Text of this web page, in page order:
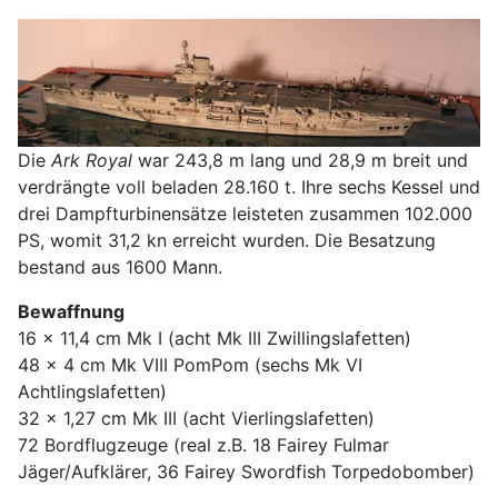
Die Ark Royal war 243,8 m lang und 28,9 m breit und
verdrängte voll beladen 28.160 t. Ihre sechs Kessel und
drei Dampfturbinensätze leisteten zusammen 102.000
PS, womit 31,2 kn erreicht wurden. Die Besatzung
bestand aus 1600 Mann.
Bewaffnung
16 x 11,4 cm Mk I (acht Mk III Zwillingslafetten)
48 x 4 cm Mk VIII PomPom (sechs Mk VI
Achtlingslafetten)
32 x 1,27 cm Mk III (acht Vierlingslafetten)
72 Bordflugzeuge (real z.B. 18 Fairey Fulmar
Jäger/Aufklärer, 36 Fairey Swordfish Torpedobomber)